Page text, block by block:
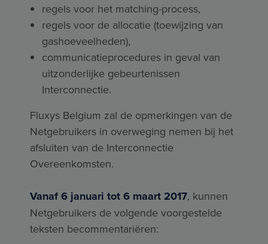
regels voor het matching-process,
regels voor de allocatie (toewijzing van
gashoeveelheden),
communicatieprocedures in geval van
uitzonderlijke gebeurtenissen
Interconnectie.
Fluxys Belgium zal de opmerkingen van de
Netgebruikers in overweging nemen bij het
afsluiten van de Interconnectie
Overeenkomsten.
Vanaf 6 januari tot 6 maart 2017, kunnen
Netgebruikers de volgende voorgestelde
teksten becommentariëren: